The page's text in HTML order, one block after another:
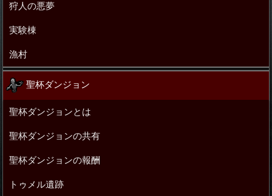
狩人の悪夢
実験棟
漁村
聖杯ダンジョン
聖杯ダンジョンとは
聖杯ダンジョンの共有
聖杯ダンジョンの報酬
トゥメル遺跡